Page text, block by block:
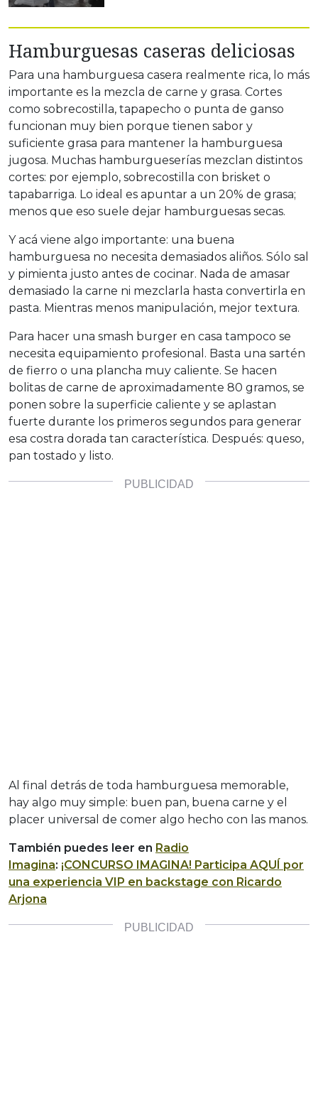
Hamburguesas caseras deliciosas
Para una hamburguesa casera realmente rica, lo más
importante es la mezcla de carne y grasa. Cortes
como sobrecostilla, tapapecho o punta de ganso
funcionan muy bien porque tienen sabor y
suficiente grasa para mantener la hamburguesa
jugosa. Muchas hamburgueserías mezclan distintos
cortes: por ejemplo, sobrecostilla con brisket o
tapabarriga. Lo ideal es apuntar a un 20% de grasa;
menos que eso suele dejar hamburguesas secas.
Y acá viene algo importante: una buena
hamburguesa no necesita demasiados aliños. Sólo sal
y pimienta justo antes de cocinar. Nada de amasar
demasiado la carne ni mezclarla hasta convertirla en
pasta. Mientras menos manipulación, mejor textura.
Para hacer una smash burger en casa tampoco se
necesita equipamiento profesional. Basta una sartén
de fierro o una plancha muy caliente. Se hacen
bolitas de carne de aproximadamente 80 gramos, se
ponen sobre la superficie caliente y se aplastan
fuerte durante los primeros segundos para generar
esa costra dorada tan característica. Después: queso,
pan tostado y listo.
Al final detrás de toda hamburguesa memorable,
hay algo muy simple: buen pan, buena carne y el
placer universal de comer algo hecho con las manos.
También puedes leer en Radio
Imagina: ¡CONCURSO IMAGINA! Participa AQUÍ por
una experiencia VIP en backstage con Ricardo
Arjona